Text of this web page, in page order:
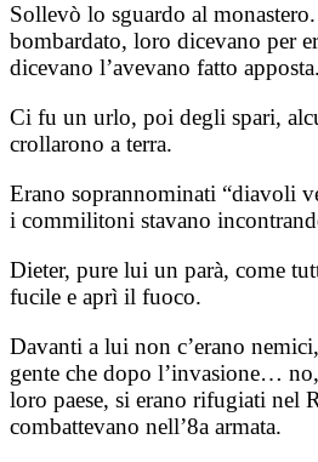
Sollevò lo sguardo al
bombardato, loro dicevano per
dicevano l’avevano fatto apposta.
Ci fu un urlo, poi degli spari,
crollarono a terra.
Erano soprannominati “diavoli
i commilitoni stavano
Dieter, pure lui un parà, come
fucile e aprì il fuoco.
Davanti a lui non c’erano
gente che dopo l’invasione…
loro paese, si erano rifugiati nel
combattevano nell’8a armata.